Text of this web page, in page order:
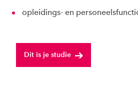
opleidings- en
Dit is je studie